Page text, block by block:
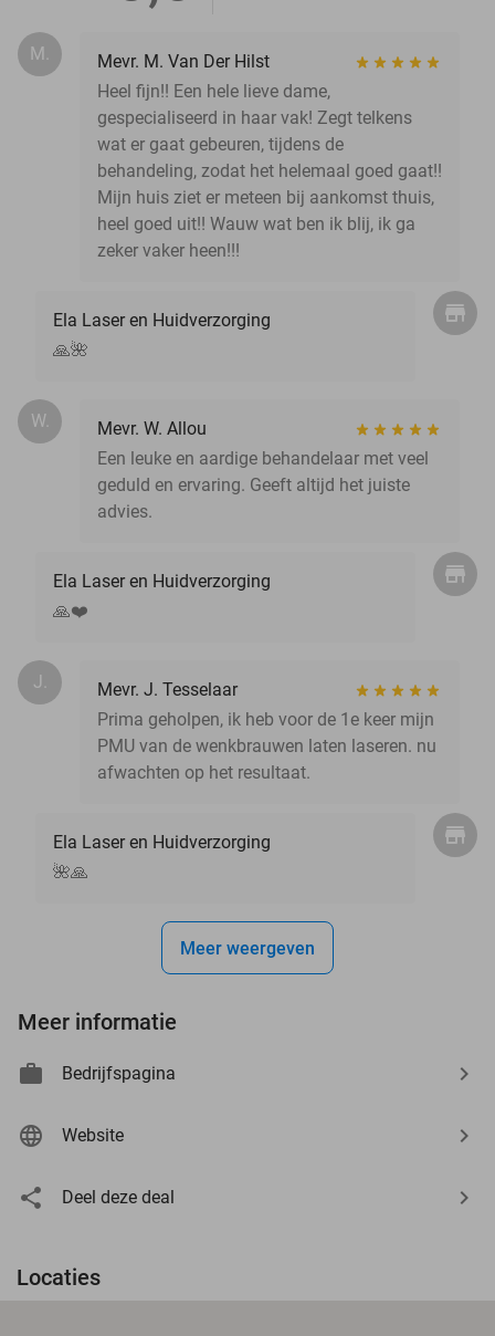
M.
Mevr. M. Van Der Hilst
Heel fijn!! Een hele lieve dame,
gespecialiseerd in haar vak! Zegt telkens
wat er gaat gebeuren, tijdens de
behandeling, zodat het helemaal goed gaat!!
Mijn huis ziet er meteen bij aankomst thuis,
heel goed uit!! Wauw wat ben ik blij, ik ga
zeker vaker heen!!!
Ela Laser en Huidverzorging
🙏🌺
W.
Mevr. W. Allou
Een leuke en aardige behandelaar met veel
geduld en ervaring. Geeft altijd het juiste
advies.
Ela Laser en Huidverzorging
🙏❤️
J.
Mevr. J. Tesselaar
Prima geholpen, ik heb voor de 1e keer mijn
PMU van de wenkbrauwen laten laseren. nu
afwachten op het resultaat.
Ela Laser en Huidverzorging
🌺🙏
Meer weergeven
Meer informatie
Bedrijfspagina
Website
Deel deze deal
Locaties